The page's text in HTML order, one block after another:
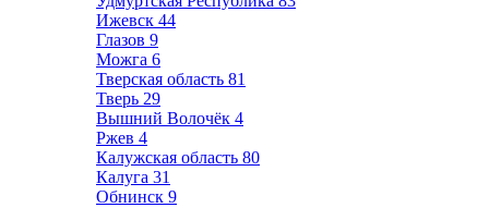
Ижевск 44
Глазов 9
Можга 6
Тверская область 81
Тверь 29
Вышний Волочёк 4
Ржев 4
Калужская область 80
Калуга 31
Обнинск 9